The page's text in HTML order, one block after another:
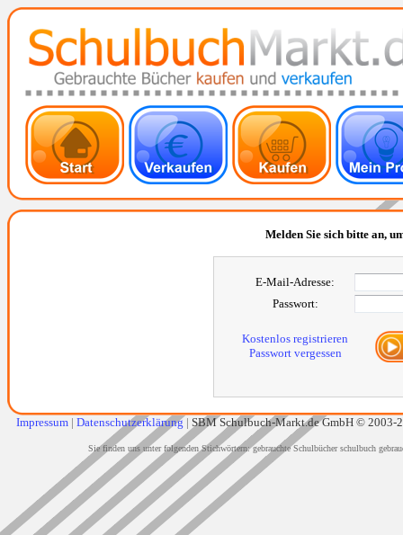
Melden Sie sich bitte an,
E-Mail-Adresse:
Passwort:
Kostenlos registrieren
Passwort vergessen
Impressum | Datenschutzerklärung | SBM Schulbuch-Markt.de GmbH © 2003-
Sie finden uns unter folgenden Stichwörtern: gebrauchte Schulbücher schulbuch